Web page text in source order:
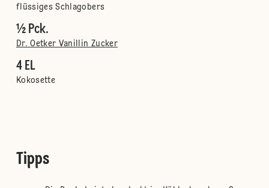
flüssiges Schlagobers
½ Pck.
Dr. Oetker Vanillin Zucker
4 EL
Kokosette
Tipps